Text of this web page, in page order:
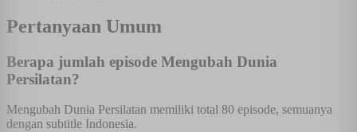
Pertanyaan Umum
Berapa jumlah episode Mengubah Dunia
Persilatan?
Mengubah Dunia Persilatan memiliki total 80 episode, semuanya
dengan subtitle Indonesia.